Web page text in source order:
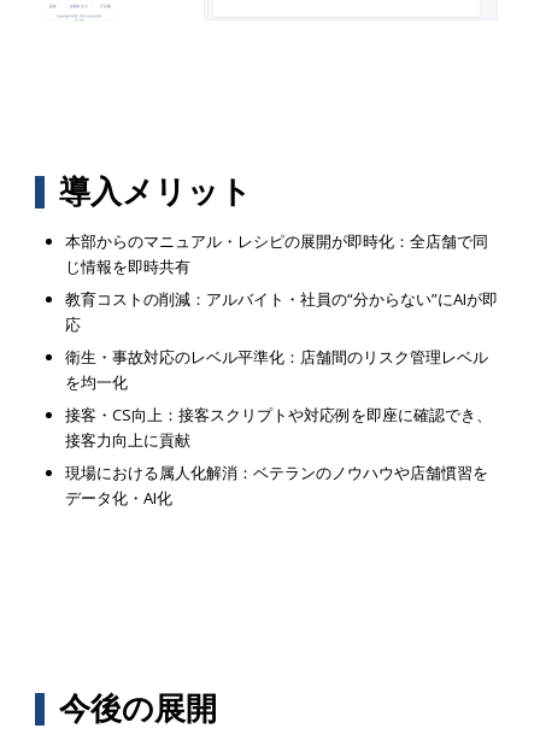
導入メリット
本部からのマニュアル・レシピの展開が即時化：全店舗で同
じ情報を即時共有
教育コストの削減：アルバイト・社員の“分からない”にAIが即
応
衛生・事故対応のレベル平準化：店舗間のリスク管理レベル
を均一化
接客・CS向上：接客スクリプトや対応例を即座に確認でき、
接客力向上に貢献
現場における属人化解消：ベテランのノウハウや店舗慣習を
データ化・AI化
今後の展開